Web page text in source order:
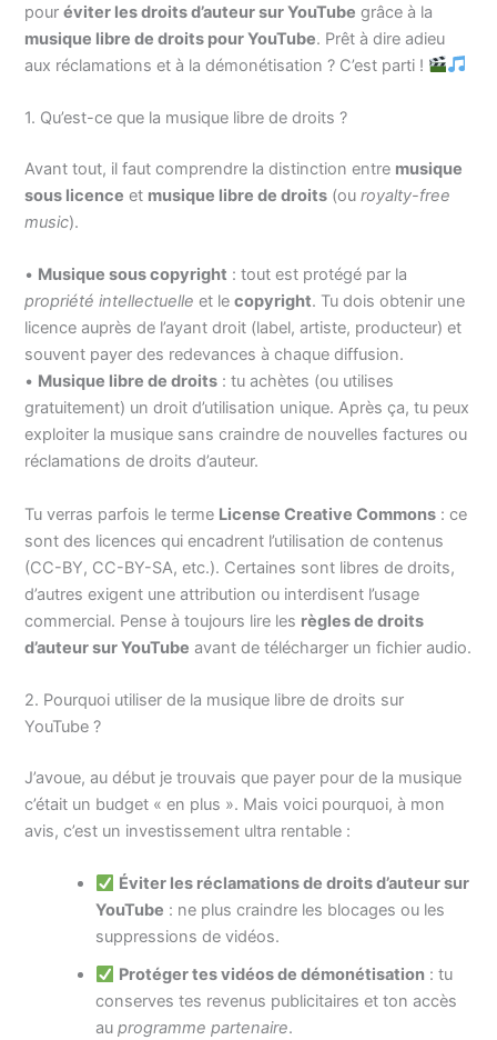
pouréviter les droits d’auteur sur YouTube grâce à la
musique libre de droits pour YouTube. Prêt à dire adieu
aux réclamations et à la démonétisation ? C’est parti !
1. Qu’est-ce que la musique libre de droits ?
Avant tout, il faut comprendre la distinction entre musique
sous licence et musique libre de droits (ouroyalty-free
music).
• Musique sous copyright : tout est protégé par la
propriété intellectuelle et lecopyright. Tu dois obtenir une
licence auprès de l’ayant droit (label, artiste, producteur) et
souvent payer des redevances à chaque diffusion.
• Musique libre de droits : tu achètes (ou utilises
gratuitement) un droit d’utilisation unique. Après ça, tu peux
exploiter la musique sans craindre de nouvelles factures ou
réclamations de droits d’auteur.
Tu verras parfois le terme License Creative Commons : ce
sont des licences qui encadrent l’utilisation de contenus
(CC-BY, CC-BY-SA, etc.). Certaines sont libres de droits,
d’autres exigent une attribution ou interdisent l’usage
commercial. Pense à toujours lire les règles de droits
d’auteur sur YouTube avant de télécharger un fichier audio.
2. Pourquoi utiliser de la musique libre de droits sur
YouTube ?
J’avoue, au début je trouvais que payer pour de la musique
c’était un budget « en plus ». Mais voici pourquoi, à mon
avis, c’est un investissement ultra rentable :
Éviter les réclamations de droits d’auteur sur
YouTube : ne plus craindre les blocages ou les
suppressions de vidéos.
Protéger tes vidéos de démonétisation: tu
conserves tes revenus publicitaires et ton accès
auprogramme partenaire.